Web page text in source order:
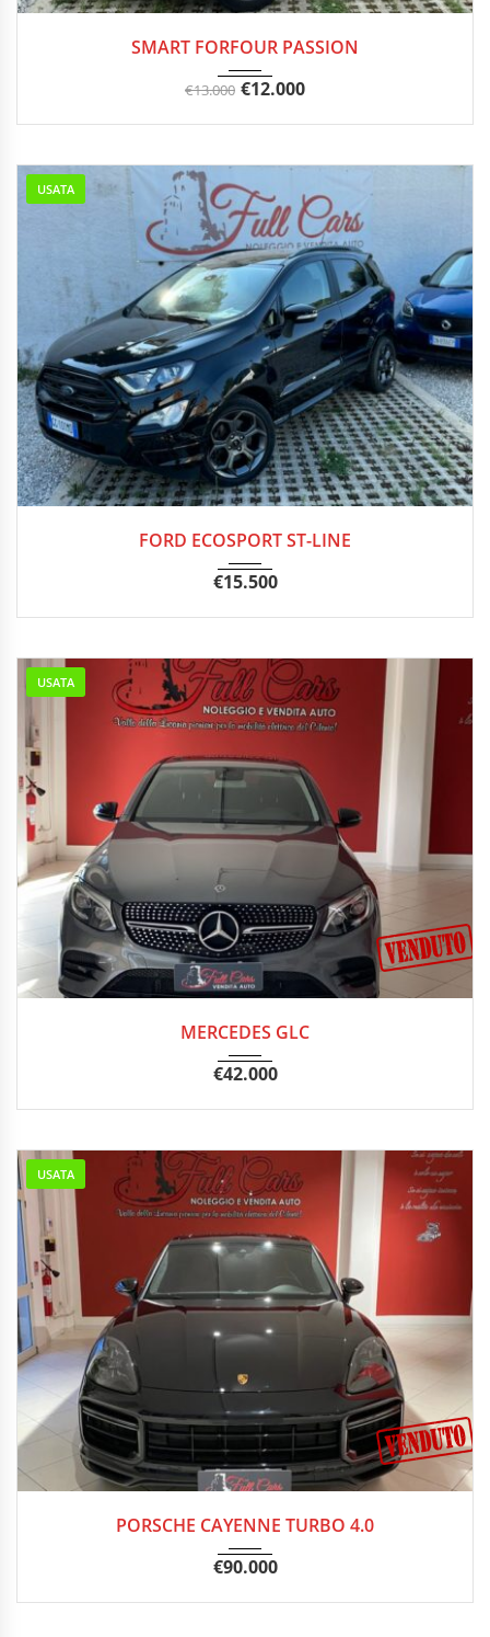
SMART FORFOUR PASSION
€13.000 €12.000
USATA
FORD ECOSPORT ST-LINE
€15.500
USATA
MERCEDES GLC
€42.000
USATA
PORSCHE CAYENNE TURBO 4.0
€90.000